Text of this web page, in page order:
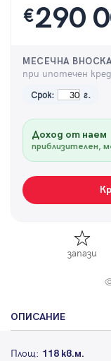
€290
МЕСЕЧНА
при ипотечен
Срок: г.
Доход от наем
приблизителен,
запази
ОПИСАНИЕ
Площ: 118 кв.м.